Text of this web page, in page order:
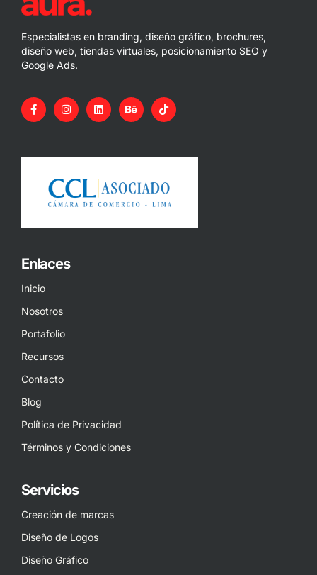
Especialistas en branding, diseño gráfico, brochures,
diseño web, tiendas virtuales, posicionamiento SEO y
Google Ads.
Enlaces
Inicio
Nosotros
Portafolio
Recursos
Contacto
Blog
Política de Privacidad
Términos y Condiciones
Servicios
Creación de marcas
Diseño de Logos
Diseño Gráfico